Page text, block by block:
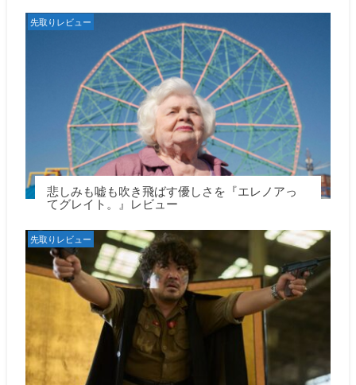
先取りレビュー
悲しみも嘘も吹き飛ばす優しさを『エレノアっ
てグレイト。』レビュー
先取りレビュー